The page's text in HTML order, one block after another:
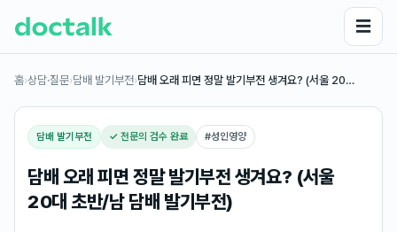
☰
홈›상담·질문›담배 발기부전›담배 오래 피면 정말 발기부전 생겨요? (서울 20…
담배 발기부전 ✓ 전문의 검수 완료 #성인영양
담배 오래 피면 정말 발기부전 생겨요? (서울
20대 초반/남 담배 발기부전)